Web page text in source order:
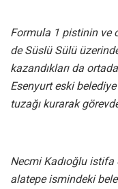
Formula 1 pistinin ve
de Süslü Sülü
kazandıkları da
Esenyurt eski belediye
tuzağı kurarak
Necmi Kadıoğlu
alatepe ismindeki